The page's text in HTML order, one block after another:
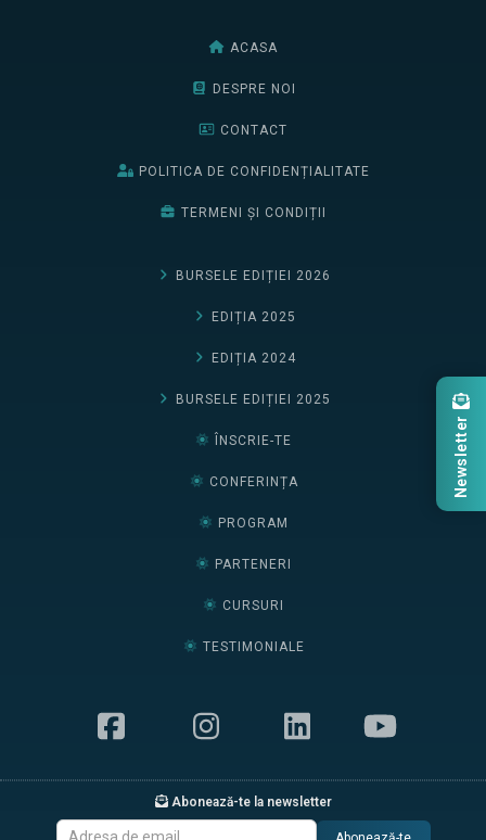
ACASA
DESPRE NOI
CONTACT
POLITICA DE CONFIDENȚIALITATE
TERMENI ȘI CONDIȚII
BURSELE EDIȚIEI 2026
EDIȚIA 2025
EDIȚIA 2024
BURSELE EDIȚIEI 2025
ÎNSCRIE-TE
CONFERINȚA
PROGRAM
PARTENERI
CURSURI
TESTIMONIALE
Abonează-te la newsletter
Newsletter